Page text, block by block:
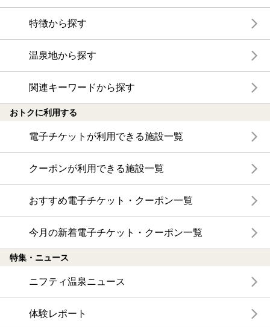
特徴から探す
温泉地から探す
関連キーワードから探す
おトクに利用する
電子チケットが利用できる施設一覧
クーポンが利用できる施設一覧
おすすめ電子チケット・クーポン一覧
今月の新着電子チケット・クーポン一覧
特集・ニュース
ニフティ温泉ニュース
体験レポート